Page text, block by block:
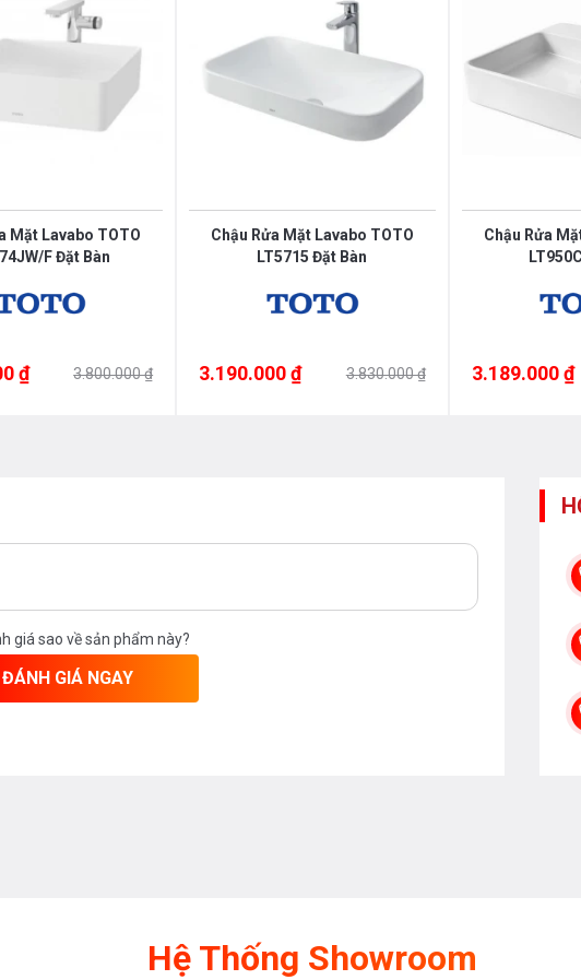
Mặt Lavabo TOTO
F Đặt Bàn
₫ 3.800.000 ₫
Chậu Rửa Mặt Lavabo TOTO
LT5715 Đặt Bàn
3.190.000 ₫ 3.830.000 ₫
Chậu Rửa
3.189.000 ₫
giá sao về sản phẩm này?
ĐÁNH GIÁ NGAY
Hệ Thống Showroom